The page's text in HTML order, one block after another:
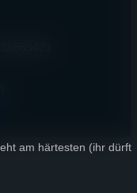
am härtesten (ihr dürft